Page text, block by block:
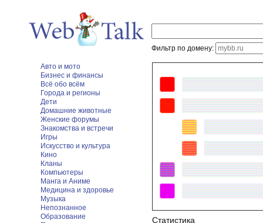
Фильтр по домену:
Авто и мото
Бизнес и финансы
Всё обо всём
Города и регионы
Дети
Домашние животные
Женские форумы
Знакомства и встречи
Игры
Искусство и культура
Кино
Кланы
Компьютеры
Манга и Аниме
Медицина и здоровье
Музыка
Непознанное
Образование
Статистика